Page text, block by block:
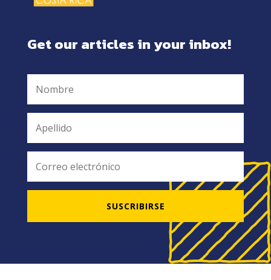
Get our articles in your inbox!
SUSCRIBIRSE